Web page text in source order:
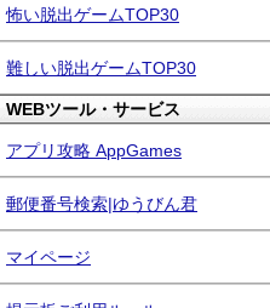
怖い脱出ゲームTOP30
難しい脱出ゲームTOP30
WEBツール・サービス
アプリ攻略 AppGames
郵便番号検索|ゆうびん君
マイページ